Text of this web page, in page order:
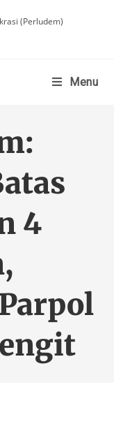
(Perludem)
Menu
4